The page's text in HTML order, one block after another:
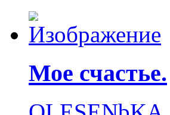
Мое счастье.